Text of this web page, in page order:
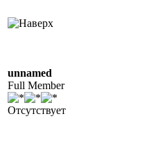
unnamed
Full Member
Отсутствует